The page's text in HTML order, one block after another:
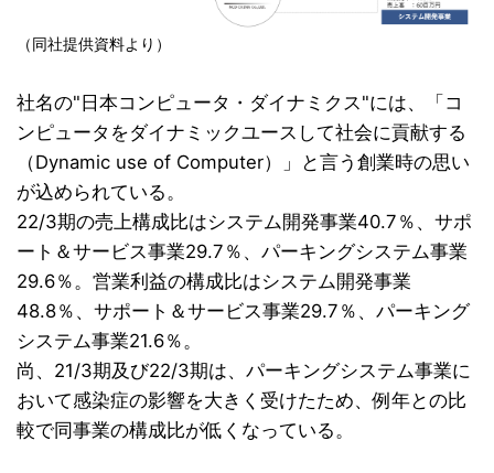
（同社提供資料より）
社名の"日本コンピュータ・ダイナミクス"には、「コ
ンピュータをダイナミックユースして社会に貢献する
（Dynamic use of Computer）」と言う創業時の思い
が込められている。
22/3期の売上構成比はシステム開発事業40.7％、サポ
ート＆サービス事業29.7％、パーキングシステム事業
29.6％。営業利益の構成比はシステム開発事業
48.8％、サポート＆サービス事業29.7％、パーキング
システム事業21.6％。
尚、21/3期及び22/3期は、パーキングシステム事業に
おいて感染症の影響を大きく受けたため、例年との比
較で同事業の構成比が低くなっている。